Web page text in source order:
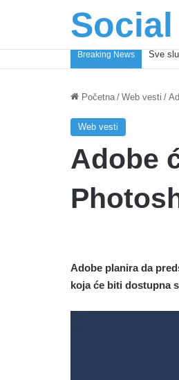
Breaking News Sve
Početna / Web vesti /
Web vesti
Adobe
Adobe planira da
koja će biti dostupna